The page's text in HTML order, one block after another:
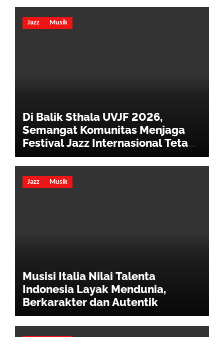
Jazz Musik
Di Balik Sthala UVJF 2026,
Semangat Komunitas Menjaga
Festival Jazz Internasional Tetap
Hidup
Jazz Musik
Musisi Italia Nilai Talenta
Indonesia Layak Mendunia,
Berkarakter dan Autentik